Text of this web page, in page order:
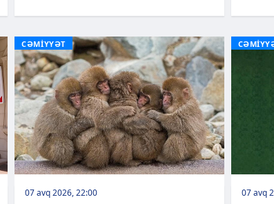
CƏMİYYƏT
07 avq 2026, 22:00 07 avq